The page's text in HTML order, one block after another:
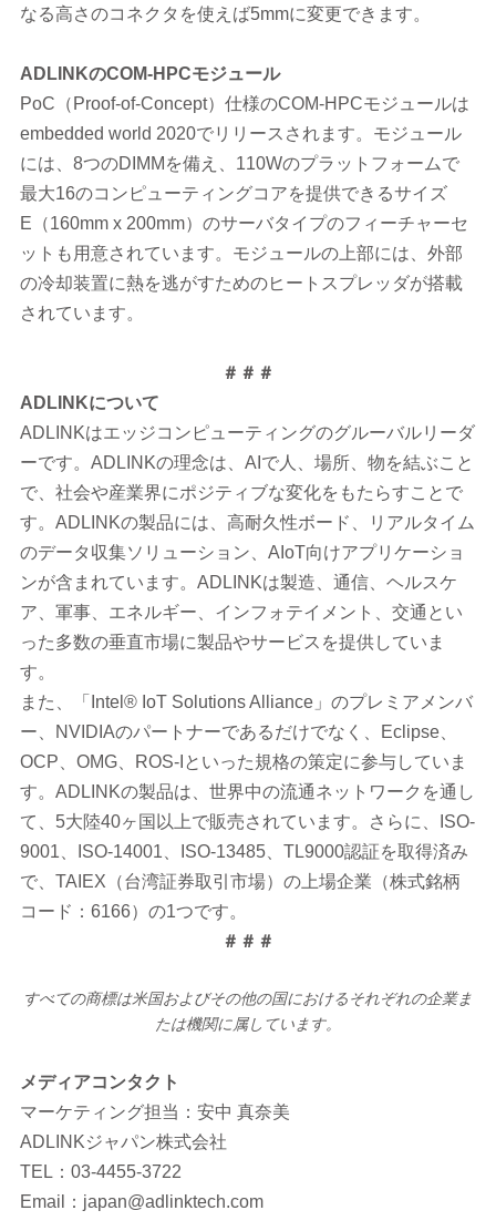
なる高さのコネクタを使えば5mmに変更できます。
ADLINKのCOM-HPCモジュール
PoC（Proof-of-Concept）仕様のCOM-HPCモジュールは
embedded world 2020でリリースされます。モジュール
には、8つのDIMMを備え、110Wのプラットフォームで
最大16のコンピューティングコアを提供できるサイズ
E（160mm x 200mm）のサーバタイプのフィーチャーセ
ットも用意されています。モジュールの上部には、外部
の冷却装置に熱を逃がすためのヒートスプレッダが搭載
されています。
＃＃＃
ADLINKについて
ADLINKはエッジコンピューティングのグルーバルリーダ
ーです。ADLINKの理念は、AIで人、場所、物を結ぶこと
で、社会や産業界にポジティブな変化をもたらすことで
す。ADLINKの製品には、高耐久性ボード、リアルタイム
のデータ収集ソリューション、AIoT向けアプリケーショ
ンが含まれています。ADLINKは製造、通信、ヘルスケ
ア、軍事、エネルギー、インフォテイメント、交通とい
った多数の垂直市場に製品やサービスを提供していま
す。
また、「Intel® IoT Solutions Alliance」のプレミアメンバ
ー、NVIDIAのパートナーであるだけでなく、Eclipse、
OCP、OMG、ROS-Iといった規格の策定に参与していま
す。ADLINKの製品は、世界中の流通ネットワークを通し
て、5大陸40ヶ国以上で販売されています。さらに、ISO-
9001、ISO-14001、ISO-13485、TL9000認証を取得済み
で、TAIEX（台湾証券取引市場）の上場企業（株式銘柄
コード：6166）の1つです。
＃＃＃
すべての商標は米国およびその他の国におけるそれぞれの企業ま
たは機関に属しています。
メディアコンタクト
マーケティング担当：安中 真奈美
ADLINKジャパン株式会社
TEL：03-4455-3722
Email：japan@adlinktech.com